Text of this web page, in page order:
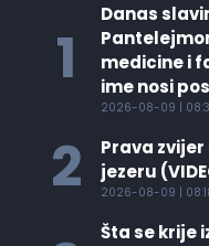
1
Danas
medicine i
ime nosi
2026-08-09 |
2
Prava
jezeru
2026-08-09 |
Šta se krije